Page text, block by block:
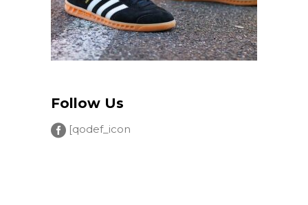
Follow Us
[qodef_icon